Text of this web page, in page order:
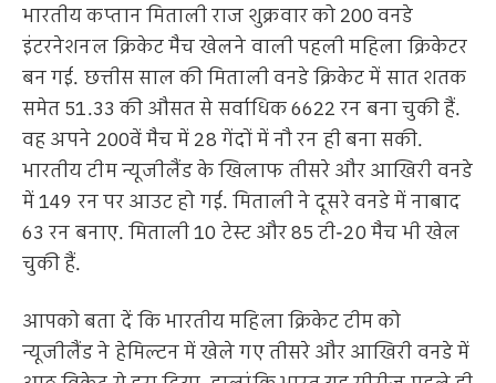
भारतीय कप्तान मिताली राज शुक्रवार को 200 वनडे
इंटरनेशनल क्रिकेट मैच खेलने वाली पहली महिला क्रिकेटर
बन गई. छत्तीस साल की मिताली वनडे क्रिकेट में सात शतक
समेत 51.33 की औसत से सर्वाधिक 6622 रन बना चुकी हैं.
वह अपने 200वें मैच में 28 गेंदों में नौ रन ही बना सकी.
भारतीय टीम न्यूजीलैंड के खिलाफ तीसरे और आखिरी वनडे
में 149 रन पर आउट हो गई. मिताली ने दूसरे वनडे में नाबाद
63 रन बनाए. मिताली 10 टेस्ट और 85 टी-20 मैच भी खेल
चुकी हैं.
आपको बता दें कि भारतीय महिला क्रिकेट टीम को
न्यूजीलैंड ने हेमिल्टन में खेले गए तीसरे और आखिरी वनडे में